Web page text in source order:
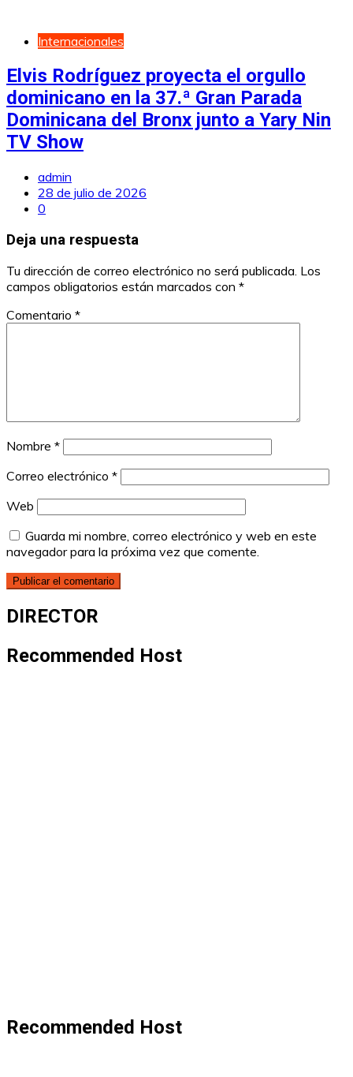
Internacionales
Elvis Rodríguez proyecta el orgullo
dominicano en la 37.ª Gran Parada
Dominicana del Bronx junto a Yary Nin
TV Show
admin
28 de julio de 2026
0
Deja una respuesta
Tu dirección de correo electrónico no será publicada. Los
campos obligatorios están marcados con *
Comentario *
Nombre *
Correo electrónico *
Web
Guarda mi nombre, correo electrónico y web en este
navegador para la próxima vez que comente.
DIRECTOR
Recommended Host
Recommended Host